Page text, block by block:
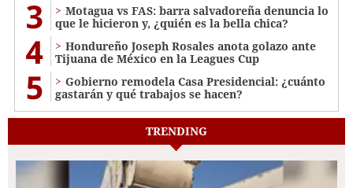
3
Motagua vs FAS: barra salvadoreña denuncia lo
que le hicieron y, ¿quién es la bella chica?
4
Hondureño Joseph Rosales anota golazo ante
Tijuana de México en la Leagues Cup
5
Gobierno remodela Casa Presidencial: ¿cuánto
gastarán y qué trabajos se hacen?
TRENDING